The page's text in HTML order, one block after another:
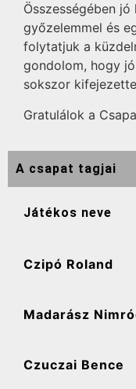
Összességében
győzelemmel és
folytatjuk a
gondolom, hogy
sokszor
Gratulálok a
A csapat tagjai
Játékos neve
Czipó Roland
Madarász
Czuczai Bence